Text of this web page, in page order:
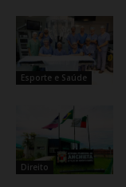
Esporte e Saúde
Direito